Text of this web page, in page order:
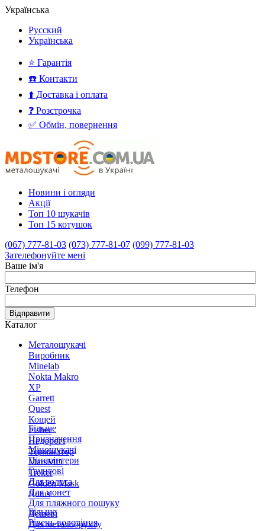
Українська
Русский
Українська
⭐ Гарантія
☎️ Контакти
⬆️ Доставка і оплата
❓ Розстрочка
✅ Обмін, повернення
Новини і огляди
Акції
Топ 10 шукачів
Топ 15 котушок
(067) 777-81-03 (073) 777-81-07 (099) 777-81-03
Зателефонуйте мені
Ваше ім'я
Телефон
Відправити
Каталог
Металошукачі
Виробник
Minelab
Nokta Makro
XP
Garrett
Quest
Кощей
Fisher
Недорогі
Термінатор
MarsMD
Treker
Golden Mask
Rutus
Більше
Призначення
Міношукачі
Пінпоінтери
Грунтові
Для золота
Для монет
Для пляжного пошуку
Дешеві
Для металобрухту
Більше
Рівень володіння